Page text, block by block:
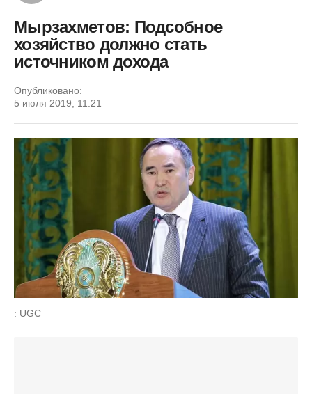
Мырзахметов: Подсобное
хозяйство должно стать
источником дохода
Опубликовано:
5 июля 2019, 11:21
: UGC